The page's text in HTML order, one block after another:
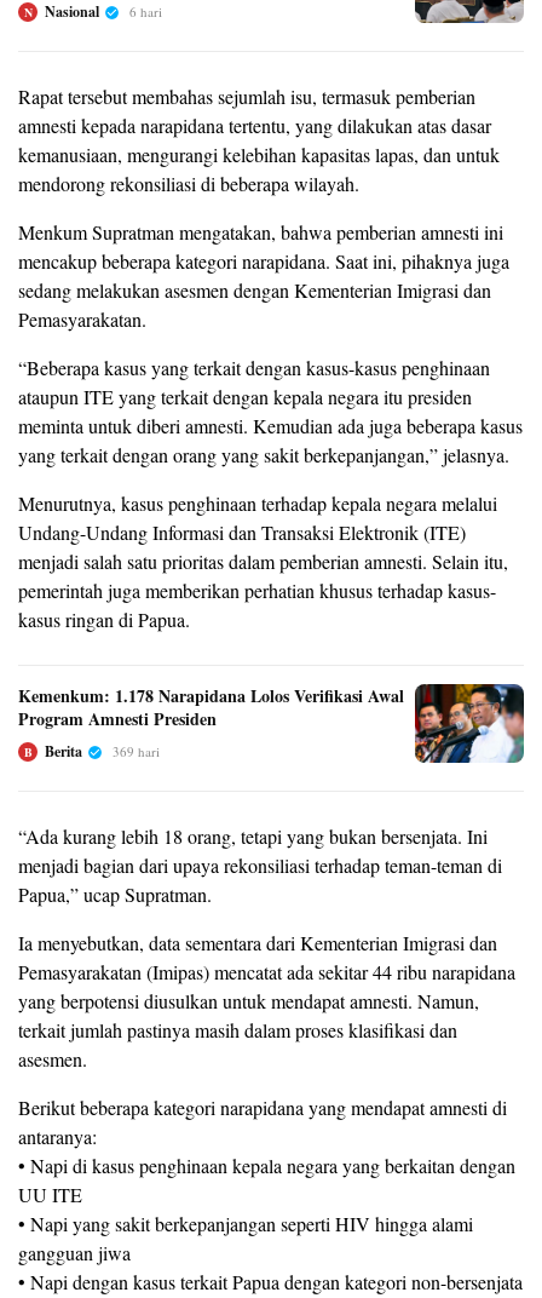
N Nasional 6 hari
Rapat tersebut membahas sejumlah isu, termasuk pemberian
amnesti kepada narapidana tertentu, yang dilakukan atas dasar
kemanusiaan, mengurangi kelebihan kapasitas lapas, dan untuk
mendorong rekonsiliasi di beberapa wilayah.
Menkum Supratman mengatakan, bahwa pemberian amnesti ini
mencakup beberapa kategori narapidana. Saat ini, pihaknya juga
sedang melakukan asesmen dengan Kementerian Imigrasi dan
Pemasyarakatan.
“Beberapa kasus yang terkait dengan kasus-kasus penghinaan
ataupun ITE yang terkait dengan kepala negara itu presiden
meminta untuk diberi amnesti. Kemudian ada juga beberapa kasus
yang terkait dengan orang yang sakit berkepanjangan,” jelasnya.
Menurutnya, kasus penghinaan terhadap kepala negara melalui
Undang-Undang Informasi dan Transaksi Elektronik (ITE)
menjadi salah satu prioritas dalam pemberian amnesti. Selain itu,
pemerintah juga memberikan perhatian khusus terhadap kasus-
kasus ringan di Papua.
Kemenkum: 1.178 Narapidana Lolos Verifikasi Awal
Program Amnesti Presiden
B Berita 369 hari
“Ada kurang lebih 18 orang, tetapi yang bukan bersenjata. Ini
menjadi bagian dari upaya rekonsiliasi terhadap teman-teman di
Papua,” ucap Supratman.
Ia menyebutkan, data sementara dari Kementerian Imigrasi dan
Pemasyarakatan (Imipas) mencatat ada sekitar 44 ribu narapidana
yang berpotensi diusulkan untuk mendapat amnesti. Namun,
terkait jumlah pastinya masih dalam proses klasifikasi dan
asesmen.
Berikut beberapa kategori narapidana yang mendapat amnesti di
antaranya:
• Napi di kasus penghinaan kepala negara yang berkaitan dengan
UU ITE
• Napi yang sakit berkepanjangan seperti HIV hingga alami
gangguan jiwa
• Napi dengan kasus terkait Papua dengan kategori non-bersenjata